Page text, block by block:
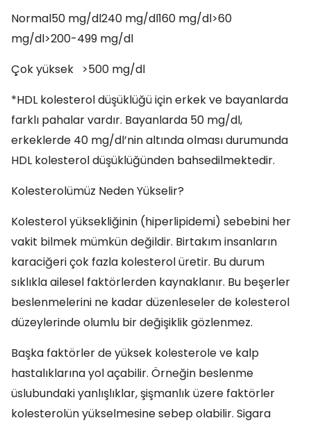
Normal50 mg/dl240 mg/dl160 mg/dl>60
mg/dl>200-499 mg/dl
Çok yüksek >500 mg/dl
*HDL kolesterol düşüklüğü için erkek ve bayanlarda
farklı pahalar vardır. Bayanlarda 50 mg/dl,
erkeklerde 40 mg/dl’nin altında olması durumunda
HDL kolesterol düşüklüğünden bahsedilmektedir.
Kolesterolümüz Neden Yükselir?
Kolesterol yüksekliğinin (hiperlipidemi) sebebini her
vakit bilmek mümkün değildir. Birtakım insanların
karaciğeri çok fazla kolesterol üretir. Bu durum
sıklıkla ailesel faktörlerden kaynaklanır. Bu beşerler
beslenmelerini ne kadar düzenleseler de kolesterol
düzeylerinde olumlu bir değişiklik gözlenmez.
Başka faktörler de yüksek kolesterole ve kalp
hastalıklarına yol açabilir. Örneğin beslenme
üslubundaki yanlışlıklar, şişmanlık üzere faktörler
kolesterolün yükselmesine sebep olabilir. Sigara